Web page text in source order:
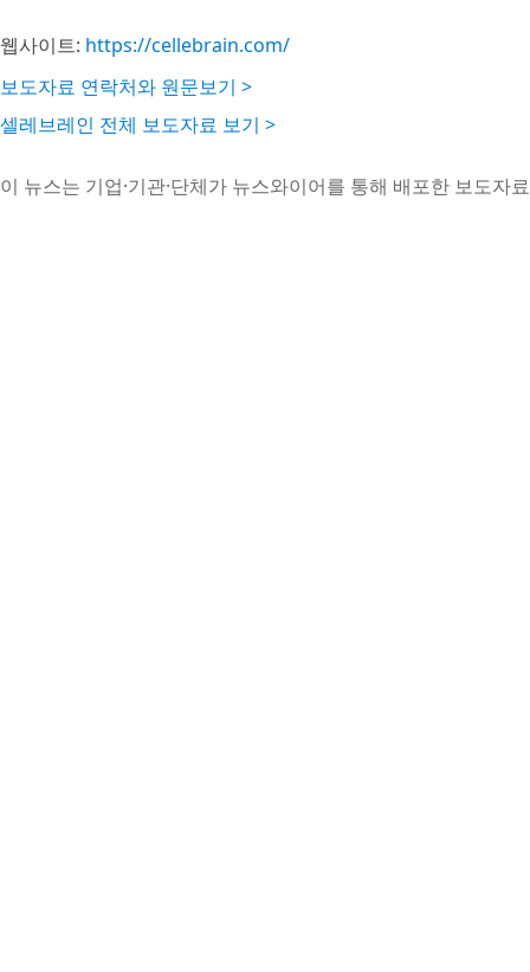
웹사이트: https://cellebrain.com/
보도자료 연락처와 원문보기 >
셀레브레인 전체 보도자료 보기 >
이 뉴스는 기업·기관·단체가 뉴스와이어를 통해 배포한 보도자